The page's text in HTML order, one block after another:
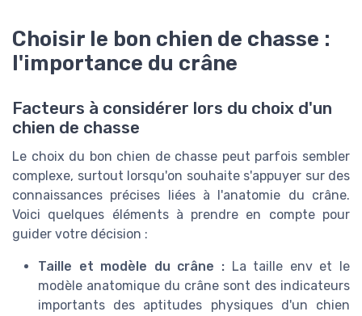
Choisir le bon chien de chasse :
l'importance du crâne
Facteurs à considérer lors du choix d'un
chien de chasse
Le choix du bon chien de chasse peut parfois sembler
complexe, surtout lorsqu'on souhaite s'appuyer sur des
connaissances précises liées à l'anatomie du crâne.
Voici quelques éléments à prendre en compte pour
guider votre décision :
Taille et modèle du crâne : La taille env et le
modèle anatomique du crâne sont des indicateurs
importants des aptitudes physiques d'un chien